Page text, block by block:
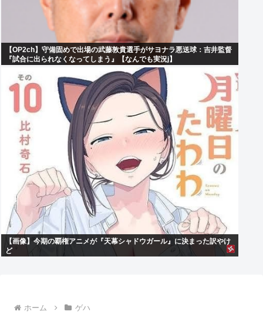
【OP2ch】守備固めで出場の武藤敦貴選手がサヨナラ悪送球：吉井監督
『試合に出られなくなってしまう』【なんでも実況j】
【画像】今期の覇権アニメが『天幕シャドウガール』に決まった訳やけ
ど
ホーム ゲハ